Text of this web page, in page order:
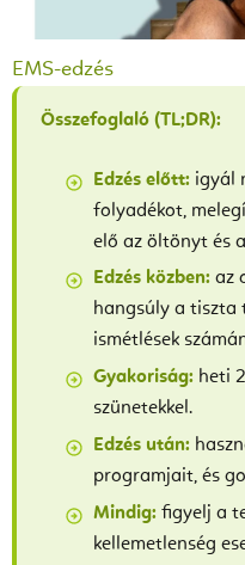
EMS-edzés
Összefoglaló (TL;DR):
Edzés előtt: igyál
folyadékot,
elő az öltönyt és
Edzés közben: az
hangsúly a tiszta
ismétlések
Gyakoriság: heti
szünetekkel.
Edzés után:
programjait, és
Mindig: figyelj a
kellemetlenség